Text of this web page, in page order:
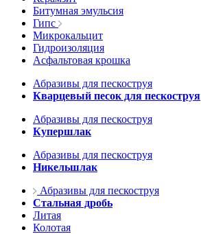
Битумная эмульсия
Гипс
Микрокальцит
Гидроизоляция
Асфальтовая крошка
Абразивы для пескоструя
Кварцевый песок для пескоструя
Абразивы для пескоструя
Купершлак
Абразивы для пескоструя
Никельшлак
Абразивы для пескоструя
Стальная дробь
Литая
Колотая